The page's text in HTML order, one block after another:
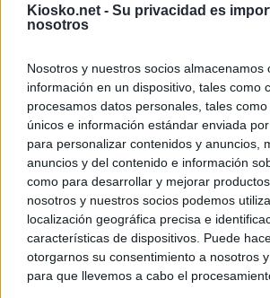
Kiosko.net - Su privacidad es
nosotros
Nosotros y nuestros socios almacenamos
información en un dispositivo, tales como
procesamos datos personales, tales
únicos e información estándar enviada
para personalizar contenidos y anuncios,
anuncios y del contenido e información
como para desarrollar y mejorar
nosotros y nuestros socios podemos
localización geográfica precisa e
características de dispositivos. Puede
otorgarnos su consentimiento a nosotros
para que llevemos a cabo el